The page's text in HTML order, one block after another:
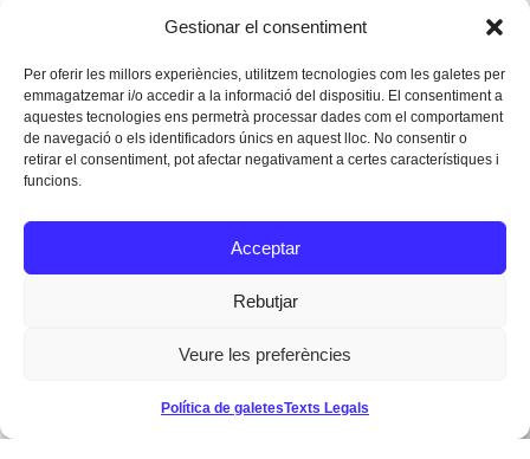
Gestionar el consentiment
Per oferir les millors experiències, utilitzem tecnologies com les galetes per
emmagatzemar i/o accedir a la informació del dispositiu. El consentiment a
aquestes tecnologies ens permetrà processar dades com el comportament
de navegació o els identificadors únics en aquest lloc. No consentir o
retirar el consentiment, pot afectar negativament a certes característiques i
funcions.
Acceptar
Rebutjar
Veure les preferències
Política de galetesTexts Legals